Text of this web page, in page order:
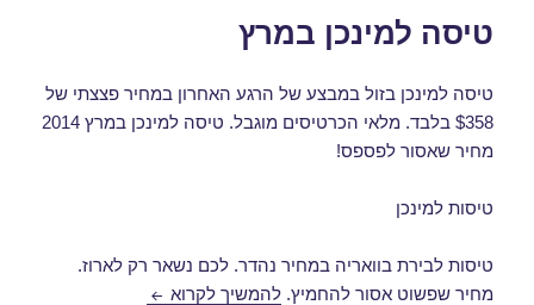
טיסה למינכן במרץ
טיסה למינכן בזול במבצע של הרגע האחרון במחיר פצצתי של
$358 בלבד. מלאי הכרטיסים מוגבל. טיסה למינכן במרץ 2014
מחיר שאסור לפספס!
טיסות למינכן
טיסות לבירת בוואריה במחיר נהדר. לכם נשאר רק לארוז.
מחיר שפשוט אסור להחמיץ.להמשיך לקרוא טיסה למינכן במרץ